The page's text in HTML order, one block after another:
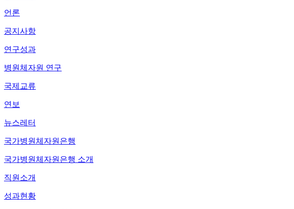
언론
공지사항
연구성과
병원체자원 연구
국제교류
연보
뉴스레터
국가병원체자원은행
국가병원체자원은행 소개
직원소개
성과현황